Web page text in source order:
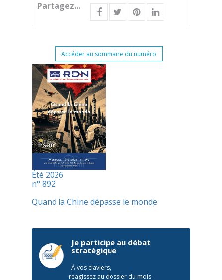
Partagez...
Accéder au sommaire du numéro
Été 2026
n° 892
Quand la Chine dépasse le monde
Je participe au débat
stratégique
À vos claviers,
réagissez au dossier du mois